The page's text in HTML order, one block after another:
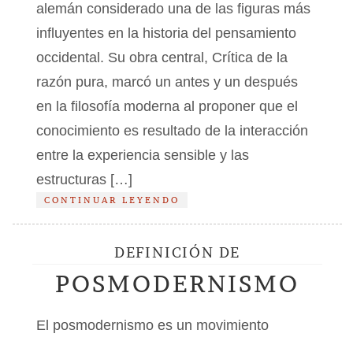
alemán considerado una de las figuras más
influyentes en la historia del pensamiento
occidental. Su obra central, Crítica de la
razón pura, marcó un antes y un después
en la filosofía moderna al proponer que el
conocimiento es resultado de la interacción
entre la experiencia sensible y las
estructuras […]
CONTINUAR LEYENDO
DEFINICIÓN DE
POSMODERNISMO
El posmodernismo es un movimiento